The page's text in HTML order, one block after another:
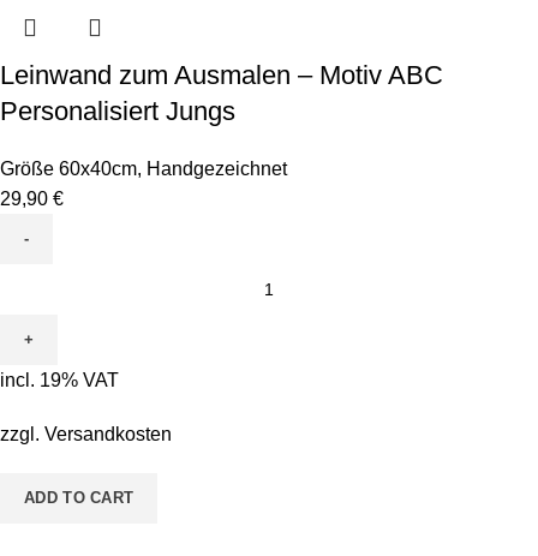
Leinwand zum Ausmalen – Motiv ABC
Personalisiert Jungs
Größe 60x40cm, Handgezeichnet
29,90 €
Ausmalen
-
ABC
Jungs
incl. 19% VAT
zzgl. Versandkosten
ADD TO CART